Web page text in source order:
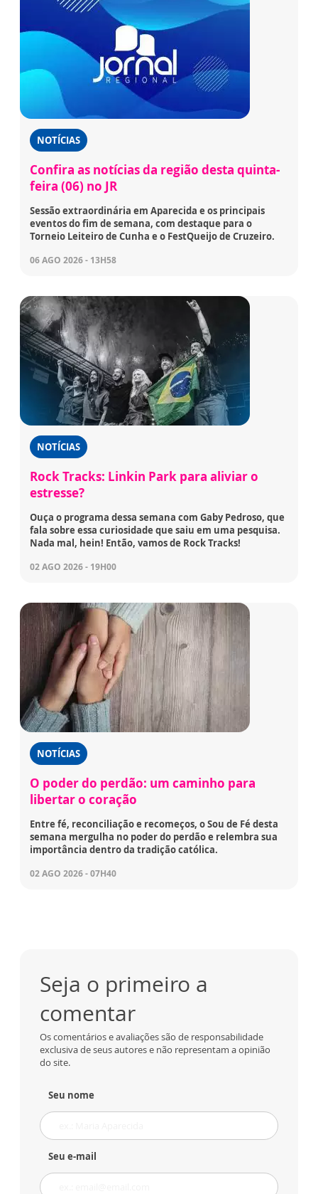
NOTÍCIAS
Confira as notícias da região desta quinta-
feira (06) no JR
Sessão extraordinária em Aparecida e os principais
eventos do fim de semana, com destaque para o
Torneio Leiteiro de Cunha e o FestQueijo de Cruzeiro.
06 AGO 2026 - 13H58
NOTÍCIAS
Rock Tracks: Linkin Park para aliviar o
estresse?
Ouça o programa dessa semana com Gaby Pedroso, que
fala sobre essa curiosidade que saiu em uma pesquisa.
Nada mal, hein! Então, vamos de Rock Tracks!
02 AGO 2026 - 19H00
NOTÍCIAS
O poder do perdão: um caminho para
libertar o coração
Entre fé, reconciliação e recomeços, o Sou de Fé desta
semana mergulha no poder do perdão e relembra sua
importância dentro da tradição católica.
02 AGO 2026 - 07H40
Seja o primeiro a
comentar
Os comentários e avaliações são de responsabilidade
exclusiva de seus autores e não representam a opinião
do site.
Seu nome
Seu e-mail